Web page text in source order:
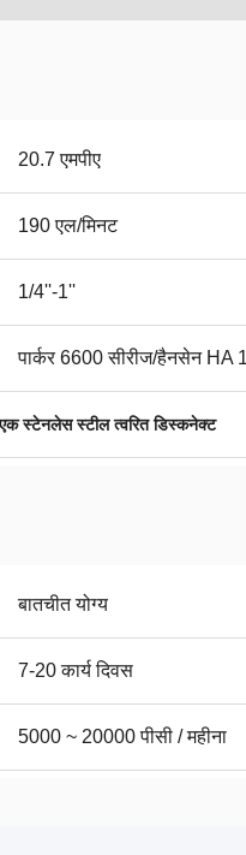
20.7 एमपीए
190 एल/मिनट
1/4''-1''
पार्कर 6600 सीरीज/हैनसेन HA
स्टेनलेस स्टील त्वरित डिस्कनेक्ट
बातचीत योग्य
7-20 कार्य दिवस
5000 ~ 20000 पीसी / महीना